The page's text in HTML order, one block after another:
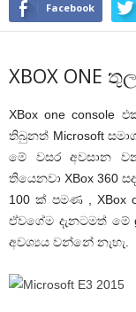
Facebook
XBOX ONE
XBox one
තිබුනත් Microsoft
මේ වසර අවසාන
තියෙනවා XBox 360
100 ක් පමණ , XBox
ඒවගේම දැනටමත්
අවශ්‍යය වන්නේ නැහැ.